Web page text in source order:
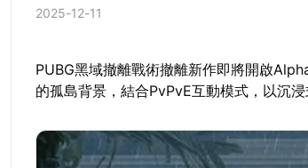
2025-12-11
PUBG黑域撤離戰術撤離新作即將開啟
的孤島背景，結合PvPvE互動模式，以沉